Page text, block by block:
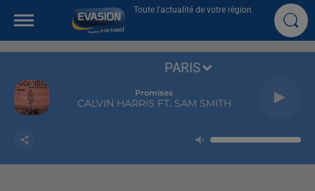
Toute l'actualité de votre région
Promises
CALVIN HARRIS FT. SAM SMITH
PARIS